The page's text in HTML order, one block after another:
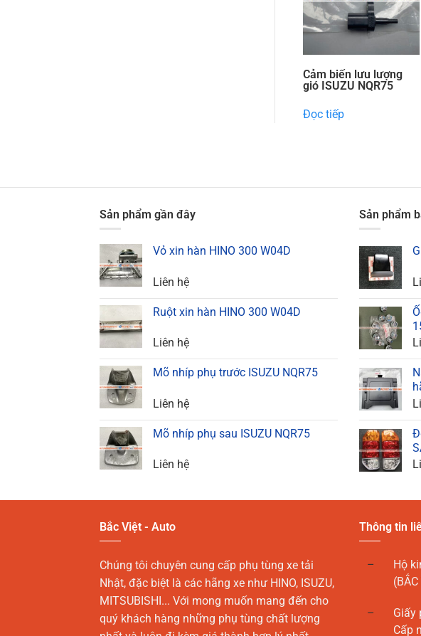
Cảm biến lưu lượng
gió ISUZU NQR75
Đọc tiếp
Sản phẩm gần đây
Vỏ xin hàn HINO 300 W04D
Liên hệ
Ruột xin hàn HINO 300 W04D
Liên hệ
Mõ nhíp phụ trước ISUZU NQR75
Liên hệ
Mõ nhíp phụ sau ISUZU NQR75
Liên hệ
Sản phẩm
Bắc Việt - Auto
Chúng tôi chuyên cung cấp phụ tùng xe tải
Nhật, đặc biệt là các hãng xe như HINO, ISUZU,
MITSUBISHI... Với mong muốn mang đến cho
quý khách hàng những phụ tùng chất lượng
Thông tin
Hộ
Giấy
Cấp